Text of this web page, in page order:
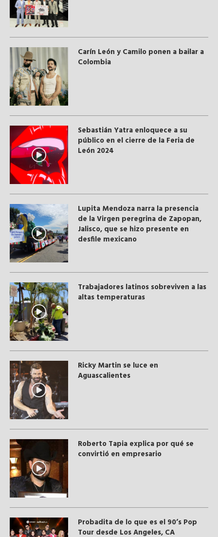
Carín León y Camilo ponen a bailar a
Colombia
Sebastián Yatra enloquece a su
público en el cierre de la Feria de
León 2024
Lupita Mendoza narra la presencia
de la Virgen peregrina de Zapopan,
Jalisco, que se hizo presente en
desfile mexicano
Trabajadores latinos sobreviven a las
altas temperaturas
Ricky Martin se luce en
Aguascalientes
Roberto Tapia explica por qué se
convirtió en empresario
Probadita de lo que es el 90’s Pop
Tour desde Los Angeles, CA